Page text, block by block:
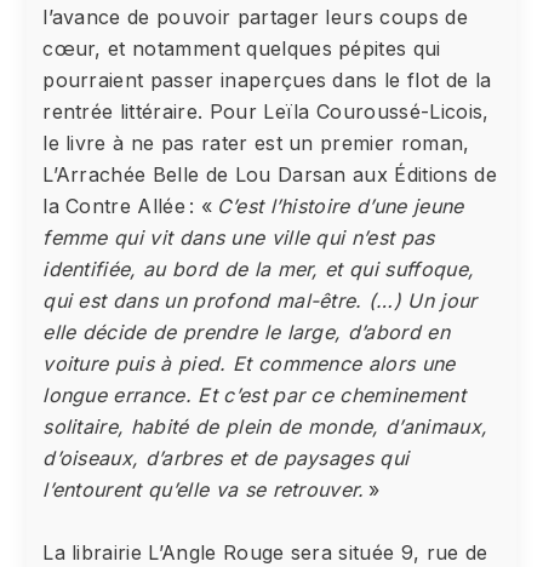
l’avance de pouvoir partager leurs coups de
cœur, et notamment quelques pépites qui
pourraient passer inaperçues dans le flot de la
rentrée littéraire. Pour Leïla Couroussé-Licois,
le livre à ne pas rater est un premier roman,
L’Arrachée Belle de Lou Darsan aux Éditions de
la Contre Allée : « C’est l’histoire d’une jeune
femme qui vit dans une ville qui n’est pas
identifiée, au bord de la mer, et qui suffoque,
qui est dans un profond mal-être. (…) Un jour
elle décide de prendre le large, d’abord en
voiture puis à pied. Et commence alors une
longue errance. Et c’est par ce cheminement
solitaire, habité de plein de monde, d’animaux,
d’oiseaux, d’arbres et de paysages qui
l’entourent qu’elle va se retrouver. »
La librairie L’Angle Rouge sera située 9, rue de